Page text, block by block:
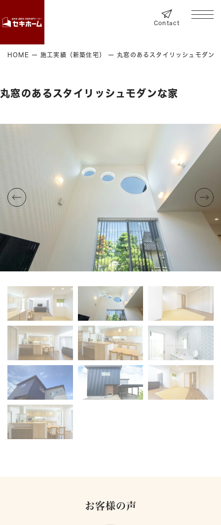
Contact
HOME 施工実績（新築住宅） 丸窓のあるスタイリッシュモダン
丸窓のあるスタイリッシュモダンな家
お客様の声